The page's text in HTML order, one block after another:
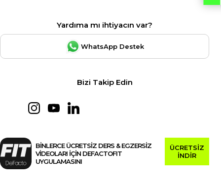
Yardıma mı ihtiyacın var?
WhatsApp Destek
Bizi Takip Edin
BİNLERCE ÜCRETSİZ DERS & EGZERSİZ
VİDEOLARI İÇİN DEFACTOFIT
UYGULAMASINI
ÜCRETSİZ
İNDİR